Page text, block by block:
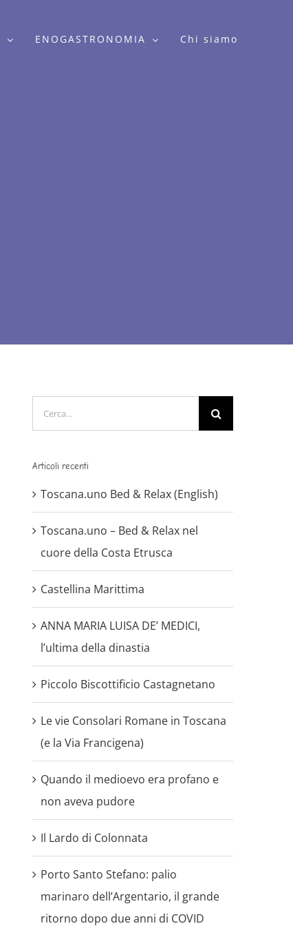
ENOGASTRONOMIA Chi siamo
per:
Articoli recenti
Toscana.uno Bed & Relax (English)
Toscana.uno – Bed & Relax nel
cuore della Costa Etrusca
Castellina Marittima
ANNA MARIA LUISA DE’ MEDICI,
l’ultima della dinastia
Piccolo Biscottificio Castagnetano
Le vie Consolari Romane in Toscana
(e la Via Francigena)
Quando il medioevo era profano e
non aveva pudore
Il Lardo di Colonnata
Porto Santo Stefano: palio
marinaro dell’Argentario, il grande
ritorno dopo due anni di COVID